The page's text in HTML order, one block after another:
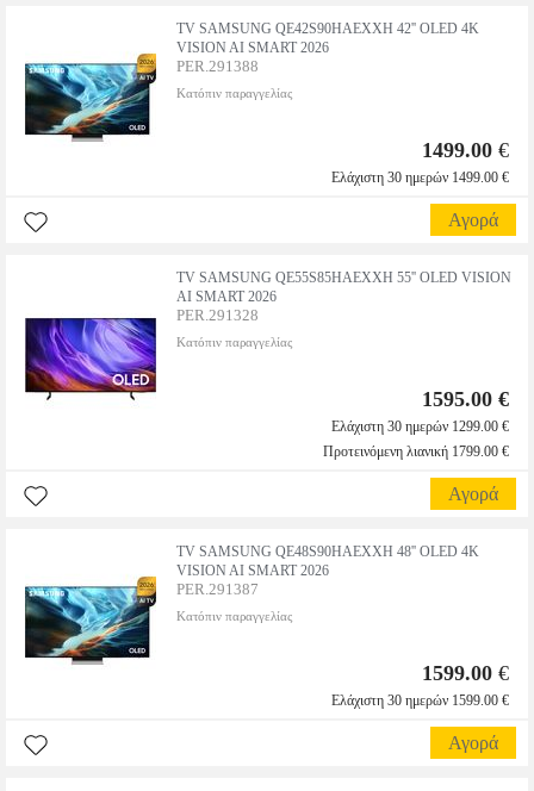
TV SAMSUNG QE42S90HAEXXH 42'' OLED 4K
VISION AI SMART 2026
PER.291388
Κατόπιν παραγγελίας
1499.00 €
Ελάχιστη 30 ημερών 1499.00 €
Αγορά
TV SAMSUNG QE55S85HAEXXH 55'' OLED VISION
AI SMART 2026
PER.291328
Κατόπιν παραγγελίας
1595.00 €
Ελάχιστη 30 ημερών 1299.00 €
Προτεινόμενη λιανική 1799.00 €
Αγορά
TV SAMSUNG QE48S90HAEXXH 48'' OLED 4K
VISION AI SMART 2026
PER.291387
Κατόπιν παραγγελίας
1599.00 €
Ελάχιστη 30 ημερών 1599.00 €
Αγορά